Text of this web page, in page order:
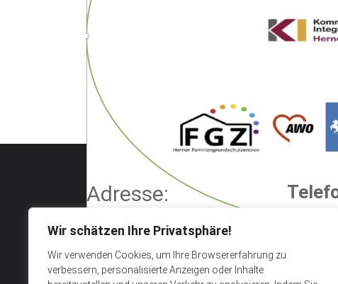
Wir schätzen Ihre Privatsphäre!
Wir verwenden Cookies, um Ihre Browsererfahrung zu
verbessern, personalisierte Anzeigen oder Inhalte
Adresse:
44649 Herne
+49 2325